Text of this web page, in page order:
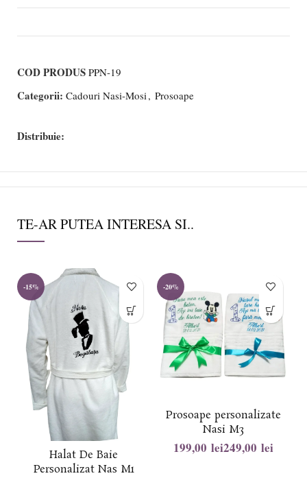
COD PRODUS PPN-19
Categorii: Cadouri Nasi-Mosi , Prosoape
Distribuie:
TE-AR PUTEA INTERESA SI..
-15%
Halat De Baie
Personalizat Nas M1
-20%
Prosoape personalizate
Nasi M3
lei lei